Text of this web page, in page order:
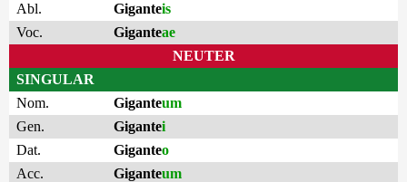
Abl.
Giganteis
Voc.
Giganteae
NEUTER
SINGULAR
Nom.
Giganteum
Gen.
Gigantei
Dat.
Giganteo
Acc.
Giganteum